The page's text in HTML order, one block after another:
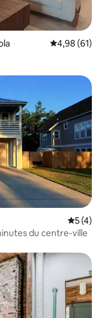
Évaluation
4,98 (61)
5 (4)
du centre-ville